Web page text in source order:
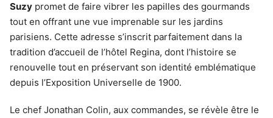
Suzy promet de faire vibrer les papilles des gourmands
tout en offrant une vue imprenable sur les jardins
parisiens. Cette adresse s’inscrit parfaitement dans la
tradition d’accueil de l’hôtel Regina, dont l’histoire se
renouvelle tout en préservant son identité emblématique
depuis l’Exposition Universelle de 1900.
Le chef Jonathan Colin, aux commandes, se révèle être le